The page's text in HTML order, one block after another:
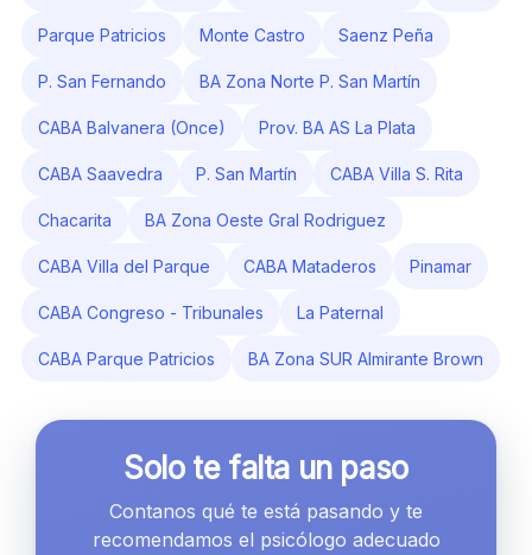
Parque Patricios Monte Castro Saenz Peña
P. San Fernando BA Zona Norte P. San Martín
CABA Balvanera (Once) Prov. BA AS La Plata
CABA Saavedra P. San Martín CABA Villa S. Rita
Chacarita BA Zona Oeste Gral Rodriguez
CABA Villa del Parque CABA Mataderos Pinamar
CABA Congreso - Tribunales La Paternal
CABA Parque Patricios BA Zona SUR Almirante Brown
Solo te falta un paso
Contanos qué te está pasando y te
recomendamos el psicólogo adecuado